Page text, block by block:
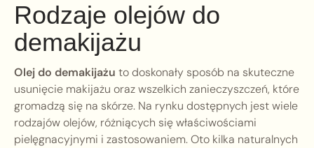
Rodzaje olejów do
demakijażu
Olej do demakijażu to doskonały sposób na skuteczne
usunięcie makijażu oraz wszelkich zanieczyszczeń, które
gromadzą się na skórze. Na rynku dostępnych jest wiele
rodzajów olejów, różniących się właściwościami
pielęgnacyjnymi i zastosowaniem. Oto kilka naturalnych